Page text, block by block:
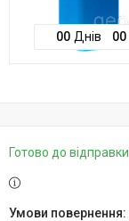
00 Днів 00
Готово до відправки